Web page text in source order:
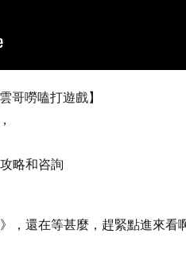
哥嘮嗑打遊戲】
略和咨詢
，還在等甚麼，趕緊點進來看